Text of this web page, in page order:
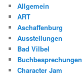
Allgemein
ART
Aschaffenburg
Ausstellungen
Bad Vilbel
Buchbesprechungen
Character Jam